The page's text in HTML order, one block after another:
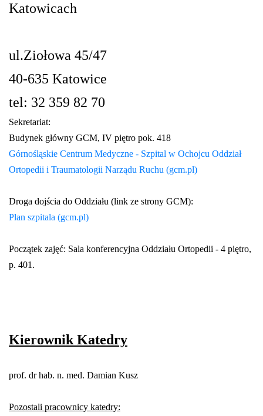
Katowicach
ul.Ziołowa 45/47
40-635 Katowice
tel: 32 359 82 70
Sekretariat:
Budynek główny GCM, IV piętro pok. 418
Górnośląskie Centrum Medyczne - Szpital w Ochojcu Oddział
Ortopedii i Traumatologii Narządu Ruchu (gcm.pl)
Droga dojścia do Oddziału (link ze strony GCM):
Plan szpitala (gcm.pl)
Początek zajęć: Sala konferencyjna Oddziału Ortopedii - 4 piętro,
p. 401.
Kierownik Katedry
prof. dr hab. n. med. Damian Kusz
Pozostali pracownicy katedry: